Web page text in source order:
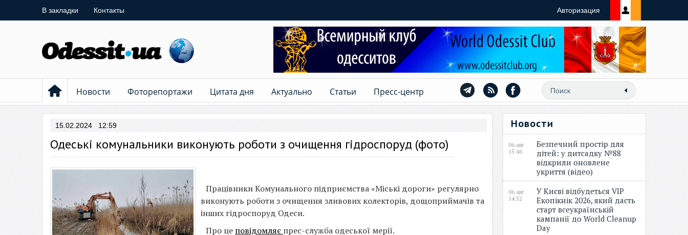
В закладки Контакты Авторизация
Новости Фоторепортажи Цитата дня Актуально Статьи Пресс-центр
15.02.2024 12:59
Одеські комунальники виконують роботи з очищення гідроспоруд (фото)
Працівники Комунального підприємства «Міські дороги» регулярно
виконують роботи з очищення зливових колекторів, дощоприймачів та
інших гідроспоруд Одеси.
Про це повідомляє прес-служба одеської мерії.
Новости
06 авг
15:46
Безпечний простір для
дітей: у дитсадку №88
відкрили оновлене
укриття (відео)
06 авг
14:52
У Києві відбудеться VIP
Екопікнік 2026, який дасть
старт всеукраїнській
кампанії до World Cleanup
Day